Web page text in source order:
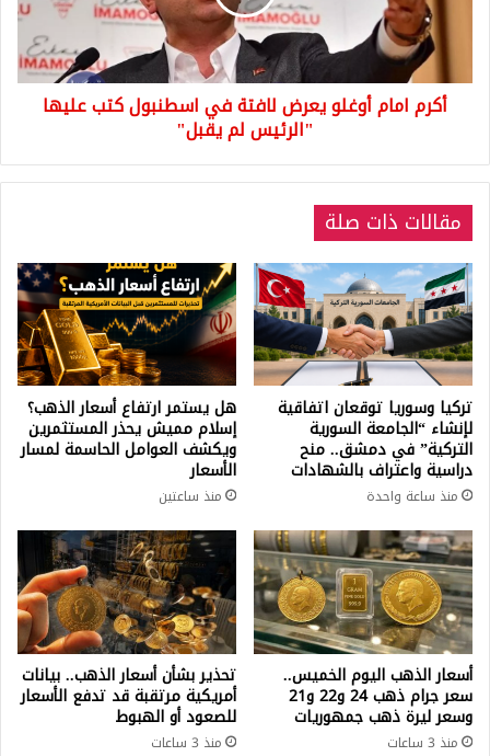
اسطنبول
عليها
"الرئيس
أكرم امام أوغلو يعرض لافتة في اسطنبول كتب عليها
"الرئيس لم يقبل"
مقالات ذات صلة
تركيا وسوريا توقعان اتفاقية
لإنشاء “الجامعة السورية
التركية” في دمشق.. منح
دراسية واعتراف بالشهادات
منذ ساعة واحدة
هل يستمر ارتفاع أسعار الذهب؟
إسلام مميش يحذر المستثمرين
ويكشف العوامل الحاسمة لمسار
الأسعار
منذ ساعتين
أسعار الذهب اليوم الخميس..
سعر جرام ذهب 24 و22 و21
وسعر ليرة ذهب جمهوريات
منذ 3 ساعات
تحذير بشأن أسعار الذهب.. بيانات
أمريكية مرتقبة قد تدفع الأسعار
للصعود أو الهبوط
منذ 3 ساعات